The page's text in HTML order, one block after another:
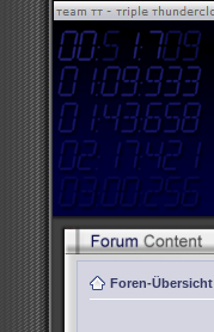
Foren-Übersicht